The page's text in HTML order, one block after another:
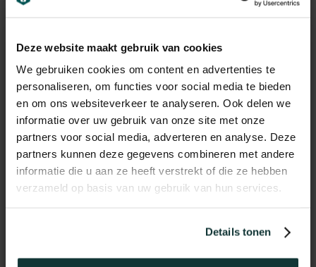
Deze website maakt gebruik van cookies
We gebruiken cookies om content en advertenties te
personaliseren, om functies voor social media te bieden
en om ons websiteverkeer te analyseren. Ook delen we
informatie over uw gebruik van onze site met onze
partners voor social media, adverteren en analyse. Deze
partners kunnen deze gegevens combineren met andere
informatie die u aan ze heeft verstrekt of die ze hebben
verzameld op basis van uw gebruik van hun services.
Details tonen